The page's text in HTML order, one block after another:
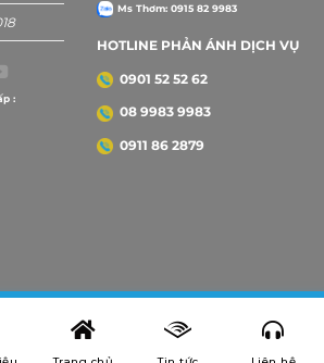
:
Ms Thơm: 0915 82 9983
HOTLINE PHẢN ÁNH DỊCH VỤ
0901 52 52 62
08 9983 9983
0911 86 2879
2026 ©